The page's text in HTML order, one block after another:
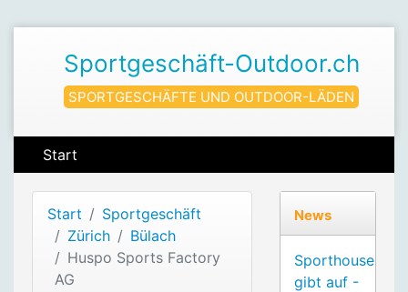
Sportgeschäft-Outdoor.ch
SPORTGESCHÄFTE UND OUTDOOR-LÄDEN
Start
Start
Sportgeschäft
Zürich
Bülach
Huspo Sports Factory
AG
News
Sporthouse
gibt auf -